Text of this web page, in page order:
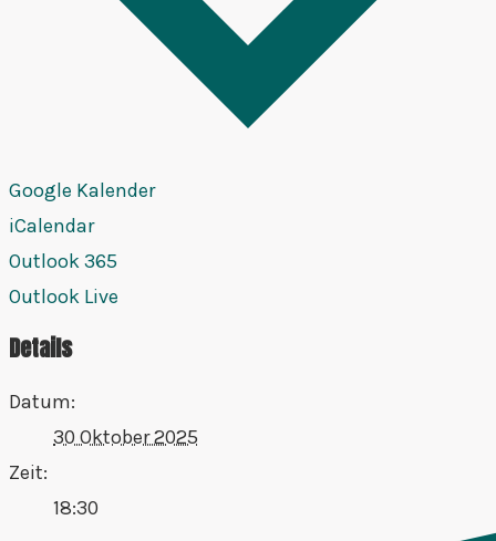
Google Kalender
iCalendar
Outlook 365
Outlook Live
Details
Datum:
30 Oktober 2025
Zeit:
18:30